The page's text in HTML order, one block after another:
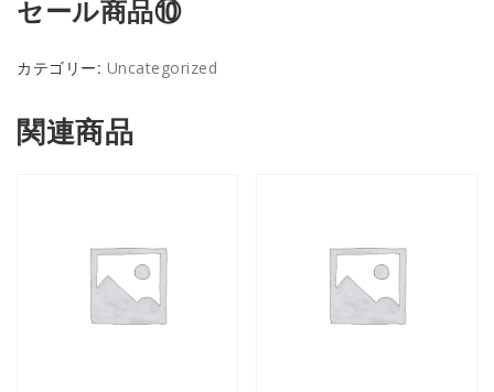
セール商品⑩
カテゴリー: Uncategorized
関連商品